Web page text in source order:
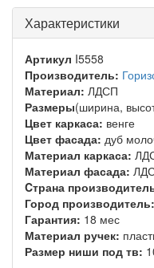
Характеристики
Артикул I5558
Производитель:
Материал: ЛДСП
Размеры(ширина,
Цвет каркаса: венге
Цвет фасада: дуб
Материал каркаса:
Материал фасада:
Cтрана
Город производитель:
Гарантия: 18 мес
Материал ручек:
Размер ниши под тв: